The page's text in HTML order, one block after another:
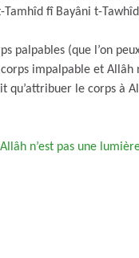
Tamhîd fî Bayâni t-Tawhîd]
palpables (que l’on
impalpable et Allâh
qu’attribuer le corps à
Allâh n’est pas une